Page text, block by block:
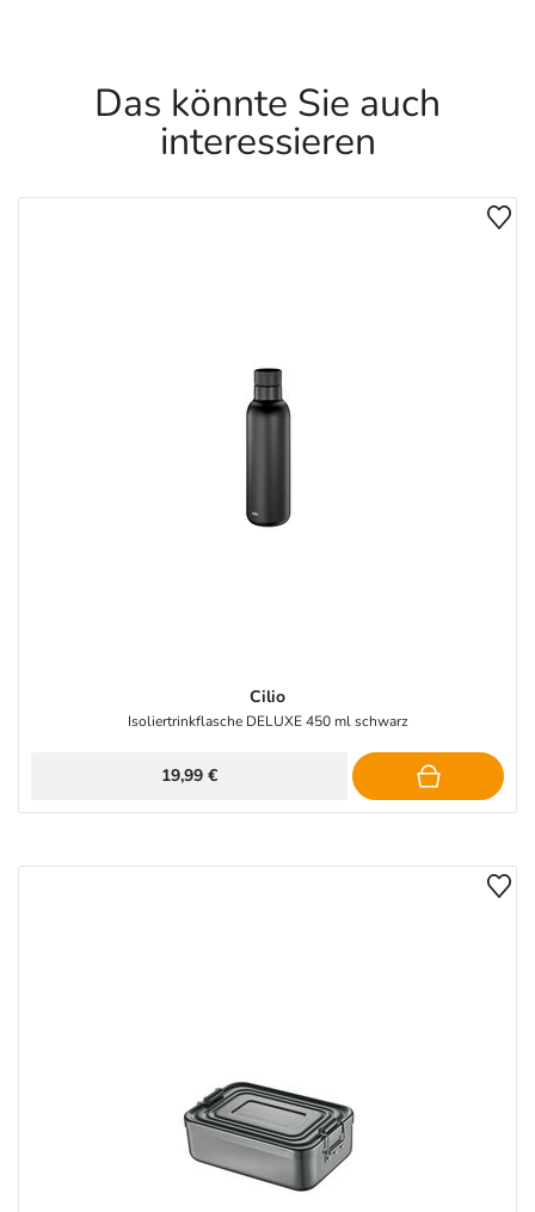
Das könnte Sie auch
interessieren
Cilio
Isoliertrinkflasche DELUXE 450 ml schwarz
19,99 €